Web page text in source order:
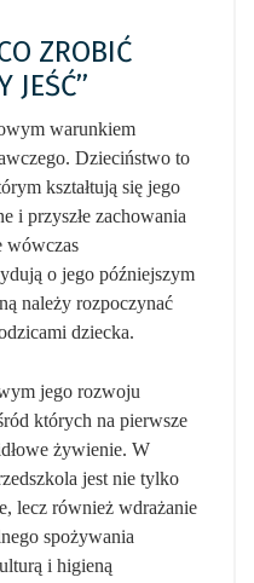
ZROBIĆ
warunkiem
Dzieciństwo to
kształtują się jego
i przyszłe zachowania
wówczas
o jego późniejszym
należy rozpoczynać
dziecka.
jego rozwoju
których na pierwsze
żywienie. W
jest nie tylko
lecz również wdrażanie
spożywania
i higieną